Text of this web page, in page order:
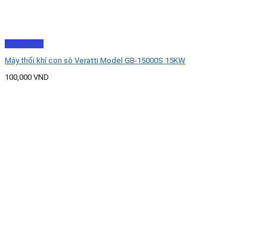
Xem nhanh
Máy thổi khí con sò Veratti Model GB-15000S 15KW
100,000 VND